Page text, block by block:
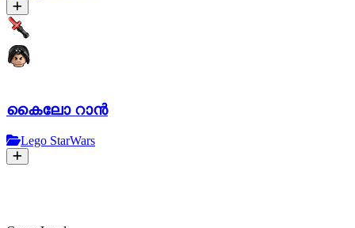
കൈലോ റാൻ
Lego StarWars